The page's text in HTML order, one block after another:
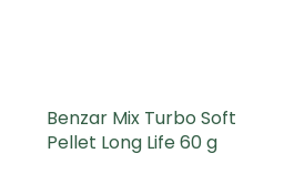
Benzar Mix Turbo Soft
Pellet Long Life 60 g